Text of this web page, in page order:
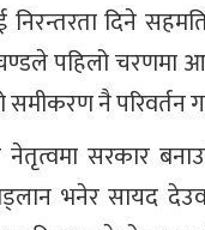
निरन्तरता दिने
पहिलो चरणमा
नै परिवर्तन
नेतृत्वमा सरकार
भनेर सायद